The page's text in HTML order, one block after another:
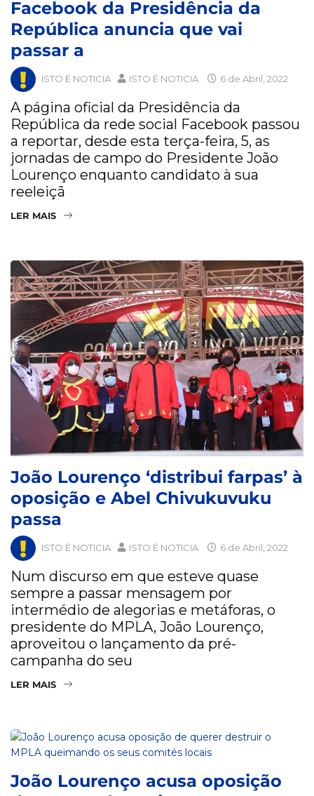
Facebook da Presidência da
República anuncia que vai
passar a
ISTO É NOTICIA ISTO É NOTICIA 6 de Abril, 2022
A página oficial da Presidência da
República da rede social Facebook passou
a reportar, desde esta terça-feira, 5, as
jornadas de campo do Presidente João
Lourenço enquanto candidato à sua
reeleiçã
LER MAIS
João Lourenço ‘distribui farpas’ à
oposição e Abel Chivukuvuku
passa
ISTO É NOTICIA ISTO É NOTICIA 6 de Abril, 2022
Num discurso em que esteve quase
sempre a passar mensagem por
intermédio de alegorias e metáforas, o
presidente do MPLA, João Lourenço,
aproveitou o lançamento da pré-
campanha do seu
LER MAIS
João Lourenço acusa oposição